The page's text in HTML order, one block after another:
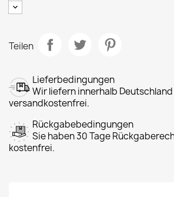
Teilen
Lieferbedingungen
Wir liefern innerhalb Deutschland
versandkostenfrei.
Rückgabebedingungen
Sie haben 30 Tage
kostenfrei.